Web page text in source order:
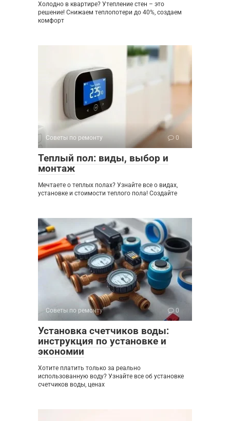
Холодно в квартире? Утепление стен – это
решение! Снижаем теплопотери до 40%, создаем
комфорт
Советы по ремонту 0
Теплый пол: виды, выбор и
монтаж
Мечтаете о теплых полах? Узнайте все о видах,
установке и стоимости теплого пола! Создайте
Советы по ремонту 0
Установка счетчиков воды:
инструкция по установке и
экономии
Хотите платить только за реально
использованную воду? Узнайте все об установке
счетчиков воды, ценах